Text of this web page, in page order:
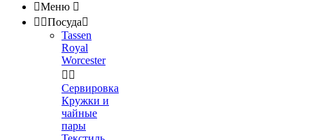
Меню 
 Посуда
Tassen
Royal
Worcester
 
Сервировка
Кружки и
чайные
пары